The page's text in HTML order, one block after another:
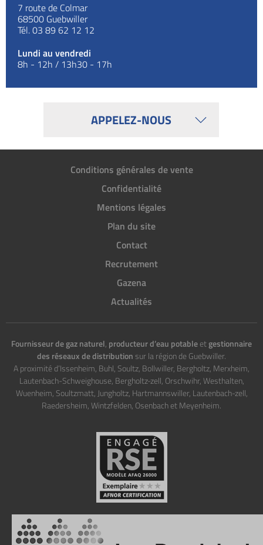
7 route de Colmar
68500 Guebwiller
Tél.03 89 62 12 12
Lundi au vendredi
8h - 12h / 13h30 - 17h
APPELEZ-NOUS
Conditions générales de vente
Confidentialité
Mentions légales
Plan du site
Contact
Recrutement
Gazena
Actualités
Fournisseur de gaz naturel, producteur d’eau potableetgestionnaire
des réseaux de distribution sur la région de Guebwiller.
A proximité d’Issenheim, Buhl, Soultz, Bollwiller, Bergholtz, Merxheim,
Lautenbach-Schweighouse, Bergholtz-zell, Orschwihr, Westhalten,
Wuenheim, Soultzmatt, Jungholtz, Hartmannswiller, Lautenbach-zell,
Raedersheim, Wintzfelden, Osenbach et Meyenheim.